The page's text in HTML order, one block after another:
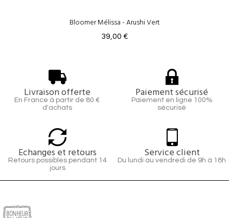
Bloomer Mélissa - Arushi Vert
39,00 €
Livraison offerte
En France à partir de 80 €
d'achats
Paiement sécurisé
Paiement en ligne 100%
sécurisé
Echanges et retours
Retours possibles pendant 14
jours
Service client
Du lundi au vendredi de 9h à 18h